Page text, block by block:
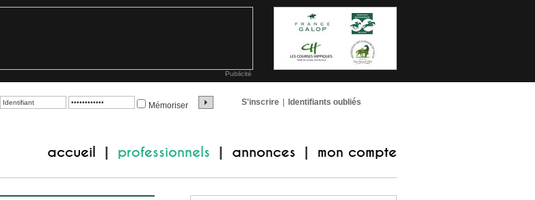
Publicité
Mémoriser S'inscrire Identifiants oubliés
accueil professionnels annonces mon compte